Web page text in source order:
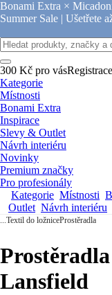
Bonami Extra ×
Summer Sale | Ušetřete
300 Kč pro vásRegistrace
Kategorie
Místnosti
Bonami Extra
Inspirace
Slevy & Outlet
Návrh interiéru
Novinky
Premium značky
Pro profesionály
Kategorie Místnosti
Outlet Návrh interiéru
...Textil do ložniceProstěradla
Lansfield